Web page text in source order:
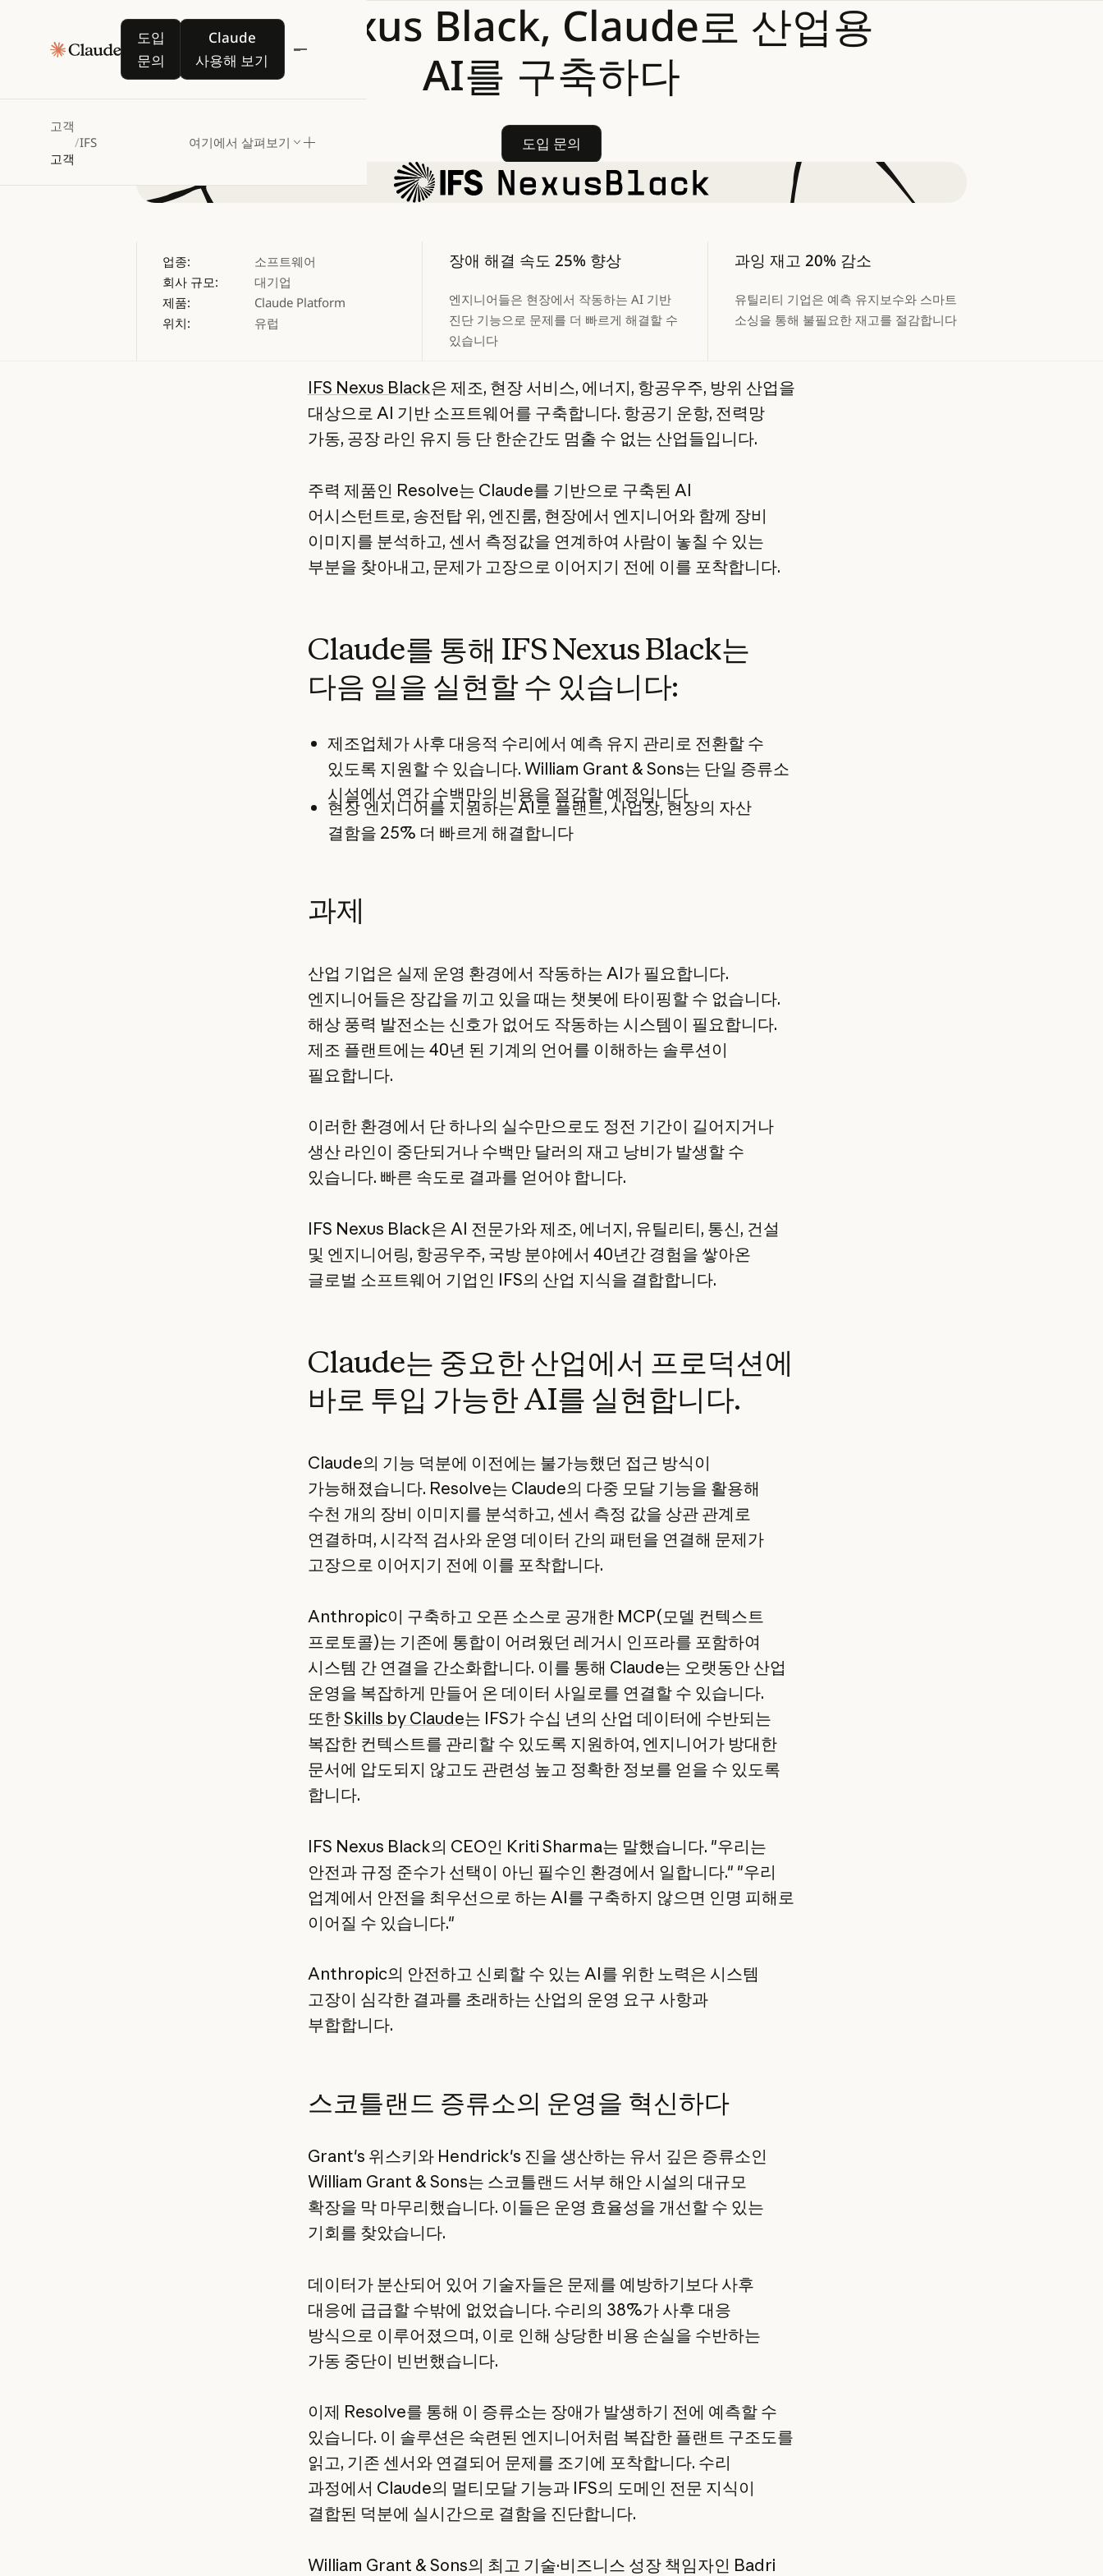
도입
문의
도입 문의
Claude
사용해 보기
Claude 사용해 보기
고객
고객
/IFS 여기에서 살펴보기
IFS Nexus Black, Claude로 산업용
AI를 구축하다
도입 문의
도입 문의
업종:
소프트웨어
회사 규모:
대기업
제품:
Claude Platform
위치:
유럽
장애 해결 속도 25% 향상
엔지니어들은 현장에서 작동하는 AI 기반
진단 기능으로 문제를 더 빠르게 해결할 수
있습니다
과잉 재고 20% 감소
유틸리티 기업은 예측 유지보수와 스마트
소싱을 통해 불필요한 재고를 절감합니다
IFS Nexus Black은 제조, 현장 서비스, 에너지, 항공우주, 방위 산업을
대상으로 AI 기반 소프트웨어를 구축합니다. 항공기 운항, 전력망
가동, 공장 라인 유지 등 단 한순간도 멈출 수 없는 산업들입니다.
주력 제품인 Resolve는 Claude를 기반으로 구축된 AI
어시스턴트로, 송전탑 위, 엔진룸, 현장에서 엔지니어와 함께 장비
이미지를 분석하고, 센서 측정값을 연계하여 사람이 놓칠 수 있는
부분을 찾아내고, 문제가 고장으로 이어지기 전에 이를 포착합니다.
Claude를 통해 IFS Nexus Black는
다음 일을 실현할 수 있습니다:
제조업체가 사후 대응적 수리에서 예측 유지 관리로 전환할 수
있도록 지원할 수 있습니다. William Grant & Sons는 단일 증류소
시설에서 연간 수백만의 비용을 절감할 예정입니다
현장 엔지니어를 지원하는 AI로 플랜트, 사업장, 현장의 자산
결함을 25% 더 빠르게 해결합니다
과제
산업 기업은 실제 운영 환경에서 작동하는 AI가 필요합니다.
엔지니어들은 장갑을 끼고 있을 때는 챗봇에 타이핑할 수 없습니다.
해상 풍력 발전소는 신호가 없어도 작동하는 시스템이 필요합니다.
제조 플랜트에는 40년 된 기계의 언어를 이해하는 솔루션이
필요합니다.
이러한 환경에서 단 하나의 실수만으로도 정전 기간이 길어지거나
생산 라인이 중단되거나 수백만 달러의 재고 낭비가 발생할 수
있습니다. 빠른 속도로 결과를 얻어야 합니다.
IFS Nexus Black은 AI 전문가와 제조, 에너지, 유틸리티, 통신, 건설
및 엔지니어링, 항공우주, 국방 분야에서 40년간 경험을 쌓아온
글로벌 소프트웨어 기업인 IFS의 산업 지식을 결합합니다.
Claude는 중요한 산업에서 프로덕션에
바로 투입 가능한 AI를 실현합니다.
Claude의 기능 덕분에 이전에는 불가능했던 접근 방식이
가능해졌습니다. Resolve는 Claude의 다중 모달 기능을 활용해
수천 개의 장비 이미지를 분석하고, 센서 측정 값을 상관 관계로
연결하며, 시각적 검사와 운영 데이터 간의 패턴을 연결해 문제가
고장으로 이어지기 전에 이를 포착합니다.
Anthropic이 구축하고 오픈 소스로 공개한 MCP(모델 컨텍스트
프로토콜)는 기존에 통합이 어려웠던 레거시 인프라를 포함하여
시스템 간 연결을 간소화합니다. 이를 통해 Claude는 오랫동안 산업
운영을 복잡하게 만들어 온 데이터 사일로를 연결할 수 있습니다.
또한Skills by Claude는 IFS가 수십 년의 산업 데이터에 수반되는
복잡한 컨텍스트를 관리할 수 있도록 지원하여, 엔지니어가 방대한
문서에 압도되지 않고도 관련성 높고 정확한 정보를 얻을 수 있도록
합니다.
IFS Nexus Black의 CEO인 Kriti Sharma는 말했습니다. "우리는
안전과 규정 준수가 선택이 아닌 필수인 환경에서 일합니다." "우리
업계에서 안전을 최우선으로 하는 AI를 구축하지 않으면 인명 피해로
이어질 수 있습니다."
Anthropic의 안전하고 신뢰할 수 있는 AI를 위한 노력은 시스템
고장이 심각한 결과를 초래하는 산업의 운영 요구 사항과
부합합니다.
스코틀랜드 증류소의 운영을 혁신하다
Grant's 위스키와 Hendrick's 진을 생산하는 유서 깊은 증류소인
William Grant & Sons는 스코틀랜드 서부 해안 시설의 대규모
확장을 막 마무리했습니다. 이들은 운영 효율성을 개선할 수 있는
기회를 찾았습니다.
데이터가 분산되어 있어 기술자들은 문제를 예방하기보다 사후
대응에 급급할 수밖에 없었습니다. 수리의 38%가 사후 대응
방식으로 이루어졌으며, 이로 인해 상당한 비용 손실을 수반하는
가동 중단이 빈번했습니다.
이제 Resolve를 통해 이 증류소는 장애가 발생하기 전에 예측할 수
있습니다. 이 솔루션은 숙련된 엔지니어처럼 복잡한 플랜트 구조도를
읽고, 기존 센서와 연결되어 문제를 조기에 포착합니다. 수리
과정에서 Claude의 멀티모달 기능과 IFS의 도메인 전문 지식이
결합된 덕분에 실시간으로 결함을 진단합니다.
William Grant & Sons의 최고 기술·비즈니스 성장 책임자인 Badri